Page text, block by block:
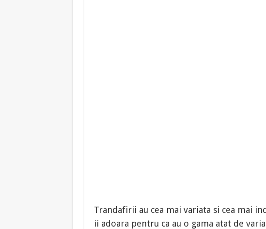
Trandafirii au cea mai variata si cea mai
ii adoara pentru ca au o gama atat de